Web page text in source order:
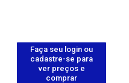
Faça seu login ou
cadastre-se para
ver preços e
comprar